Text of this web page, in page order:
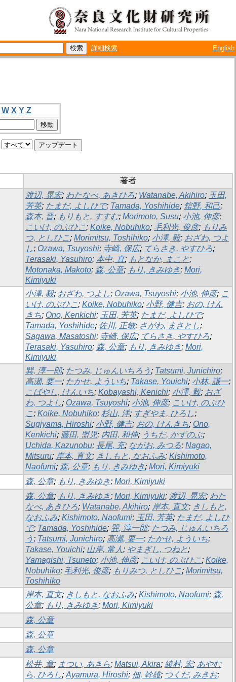
詳細検索 English
W X Y Z
著者
渡辺, 晃宏; わたなべ, あきひろ; Watanabe, Akihiro; 玉田,
芳英; たまだ, よしひで; Tamada, Yoshihide; 舘野, 和己;
森本, 晋; もりもと, すすむ; Morimoto, Susu; 小池, 伸彦;
こいけ, のぶひこ; Koike, Nobuhiko; 毛利光, 俊彦; もりみ
つ, としひこ; Morimitsu, Toshihiko; 小澤, 毅; おざわ, つよ
し; Ozawa, Tsuyoshi; 寺崎, 保広; てらさき, やすひろ;
Terasaki, Yasuhiro; 本中, 真; もとなか, まこと;
Motonaka, Makoto; 森, 公章; もり, きみゆき; Mori,
Kimiyuki
小澤, 毅; おざわ, つよし; Ozawa, Tsuyoshi; 小池, 伸彦; こ
いけ, のぶひこ; Koike, Nobuhiko; 小野, 健吉; おの, けん
きち; Ono, Kenkichi; 玉田, 芳英; たまだ, よしひで;
Tamada, Yoshihide; 佐川, 正敏; さがわ, まさとし;
Sagawa, Masatoshi; 寺崎, 保広; てらさき, やすひろ;
Terasaki, Yasuhiro; 森, 公章; もり, きみゆき; Mori,
Kimiyuki
巽, 淳一郎; たつみ, じゅんいちろう ; Tatsumi, Junichiro;
高瀬, 要一; たかせ, よういち; Takase, Youichi; 小林, 謙一;
こばやし, けんいち; Kobayashi, Kenichi; 小澤, 毅; おざ
わ, つよし; Ozawa, Tsuyoshi; 小池, 伸彦; こいけ, のぶひ
こ; Koike, Nobuhiko; 杉山, 洋; すぎやま, ひろし;
Sugiyama, Hiroshi; 小野, 健吉; おの, けんきち; Ono,
Kenkichi; 藤田, 盟児; 内田, 和伸; うちだ, かずのぶ;
Uchida, Kazunobu; 長尾, 充; ながお, みつる; Nagao,
Mitsuru; 岸本, 直文; きしもと, なおふみ; Kishimoto,
Naofumi; 森, 公章; もり, きみゆき; Mori, Kimiyuki
森, 公章; もり, きみゆき; Mori, Kimiyuki
森, 公章; もり, きみゆき; Mori, Kimiyuki; 渡辺, 晃宏; わた
なべ, あきひろ; Watanabe, Akihiro; 岸本, 直文; きしもと,
なおふみ; Kishimoto, Naofumi; 玉田, 芳英; たまだ, よしひ
で; Tamada, Yoshihide; 巽, 淳一郎; たつみ, じゅんいちろ
う ; Tatsumi, Junichiro; 高瀬, 要一; たかせ, よういち;
Takase, Youichi; 山岸, 常人 ; やまぎし, つねと;
Yamagishi, Tsuneto; 小池, 伸彦; こいけ, のぶひこ; Koike,
Nobuhiko; 毛利光, 俊彦; もりみつ, としひこ; Morimitsu,
Toshihiko
岸本, 直文; きしもと, なおふみ; Kishimoto, Naofumi; 森,
公章; もり, きみゆき; Mori, Kimiyuki
森, 公章
森, 公章
森, 公章
松井, 章; まつい, あきら; Matsui, Akira; 綾村, 宏; あやむ
ら, ひろし; Ayamura, Hiroshi; 佃, 幹雄; つくだ, みきお;